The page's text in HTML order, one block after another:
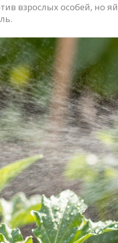
взрослых особей, но